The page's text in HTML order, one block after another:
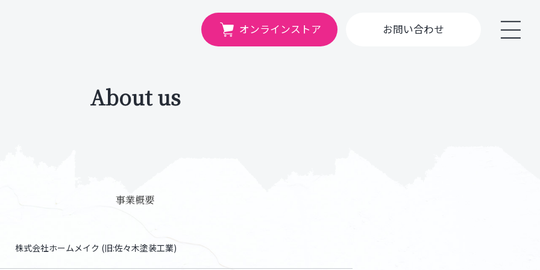
オンラインストア お問い合わせ
About us
事業概要
株式会社ホームメイク (旧:佐々木塗装工業)